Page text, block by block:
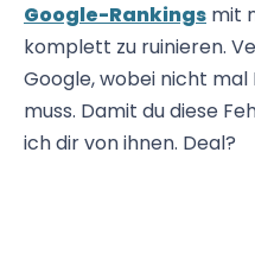
Google-Rankings mit
komplett zu ruinieren.
Google, wobei nicht mal
muss. Damit du diese
ich dir von ihnen. Deal?